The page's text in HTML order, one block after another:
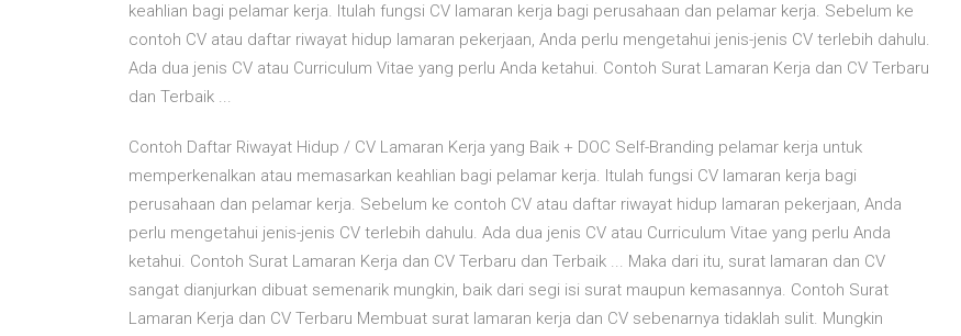
keahlian bagi pelamar kerja. Itulah fungsi CV lamaran kerja bagi perusahaan dan pelamar kerja. Sebelum ke
contoh CV atau daftar riwayat hidup lamaran pekerjaan, Anda perlu mengetahui jenis-jenis CV terlebih dahulu.
Ada dua jenis CV atau Curriculum Vitae yang perlu Anda ketahui. Contoh Surat Lamaran Kerja dan CV Terbaru
dan Terbaik ...
Contoh Daftar Riwayat Hidup / CV Lamaran Kerja yang Baik + DOC Self-Branding pelamar kerja untuk
memperkenalkan atau memasarkan keahlian bagi pelamar kerja. Itulah fungsi CV lamaran kerja bagi
perusahaan dan pelamar kerja. Sebelum ke contoh CV atau daftar riwayat hidup lamaran pekerjaan, Anda
perlu mengetahui jenis-jenis CV terlebih dahulu. Ada dua jenis CV atau Curriculum Vitae yang perlu Anda
ketahui. Contoh Surat Lamaran Kerja dan CV Terbaru dan Terbaik ... Maka dari itu, surat lamaran dan CV
sangat dianjurkan dibuat semenarik mungkin, baik dari segi isi surat maupun kemasannya. Contoh Surat
Lamaran Kerja dan CV Terbaru Membuat surat lamaran kerja dan CV sebenarnya tidaklah sulit. Mungkin